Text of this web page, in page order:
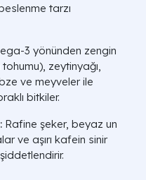
tarzı
3 yönünden zengin
zeytinyağı,
ve meyveler ile
bitkiler.
Rafine şeker, beyaz un
ve aşırı kafein sinir